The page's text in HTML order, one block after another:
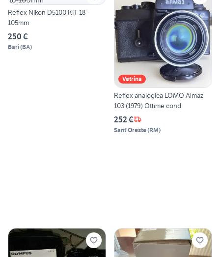
Reflex Nikon D5100 KIT 18-
105mm
250 €
Bari(BA)
Vetrina
Reflex analogica LOMO Almaz
103 (1979) Ottime cond
252 €
Sant'Oreste(RM)